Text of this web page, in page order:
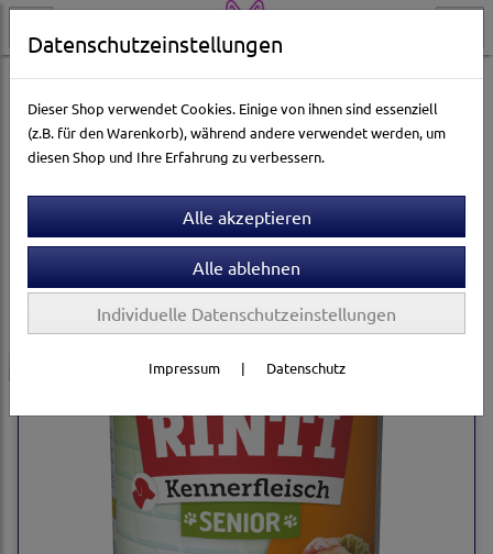
Hundewelt
Sortierung wählen
1
Datenschutzeinstellungen
Dieser Shop verwendet Cookies. Einige von ihnen sind essenziell
(z.B. für den Warenkorb), während andere verwendet werden, um
diesen Shop und Ihre Erfahrung zu verbessern.
Individuelle Datenschutzeinstellungen
Impressum | Datenschutz